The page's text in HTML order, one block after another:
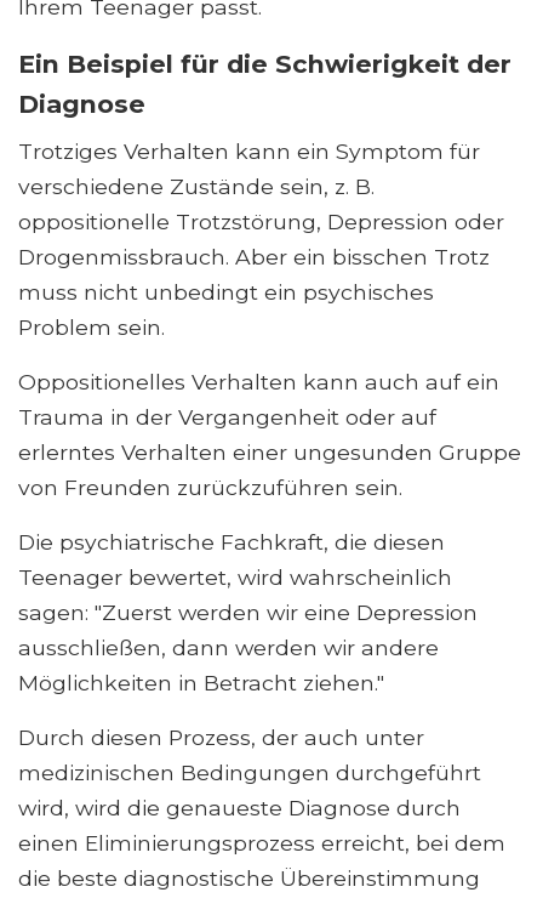
Ihrem Teenager passt.
Ein Beispiel für die Schwierigkeit der
Diagnose
Trotziges Verhalten kann ein Symptom für
verschiedene Zustände sein, z. B.
oppositionelle Trotzstörung, Depression oder
Drogenmissbrauch. Aber ein bisschen Trotz
muss nicht unbedingt ein psychisches
Problem sein.
Oppositionelles Verhalten kann auch auf ein
Trauma in der Vergangenheit oder auf
erlerntes Verhalten einer ungesunden Gruppe
von Freunden zurückzuführen sein.
Die psychiatrische Fachkraft, die diesen
Teenager bewertet, wird wahrscheinlich
sagen: "Zuerst werden wir eine Depression
ausschließen, dann werden wir andere
Möglichkeiten in Betracht ziehen."
Durch diesen Prozess, der auch unter
medizinischen Bedingungen durchgeführt
wird, wird die genaueste Diagnose durch
einen Eliminierungsprozess erreicht, bei dem
die beste diagnostische Übereinstimmung